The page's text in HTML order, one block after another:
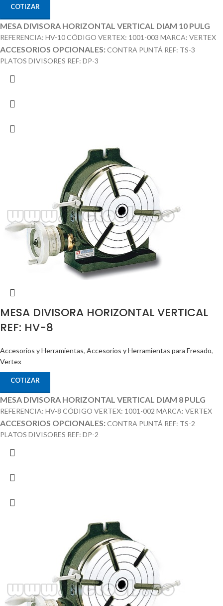
COTIZAR
MESA DIVISORA HORIZONTAL VERTICAL DIAM 10 PULG
REFERENCIA: HV-10 CÓDIGO VERTEX: 1001-003 MARCA: VERTEX
ACCESORIOS OPCIONALES:CONTRA PUNTÁ REF: TS-3
PLATOS DIVISORES REF: DP-3
MESA DIVISORA HORIZONTAL VERTICAL
REF: HV-8
Accesorios y Herramientas, Accesorios y Herramientas para Fresado,
Vertex
COTIZAR
MESA DIVISORA HORIZONTAL VERTICAL DIAM 8 PULG
REFERENCIA: HV-8 CÓDIGO VERTEX: 1001-002 MARCA: VERTEX
ACCESORIOS OPCIONALES:CONTRA PUNTÁ REF: TS-2
PLATOS DIVISORES REF: DP-2